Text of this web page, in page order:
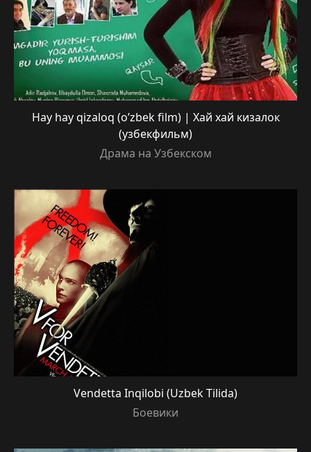
Hay hay qizaloq (o’zbek film) | Хай хай кизалок
(узбекфильм)
Драма на Узбекском
Vendetta Inqilobi (Uzbek Tilida)
Боевики